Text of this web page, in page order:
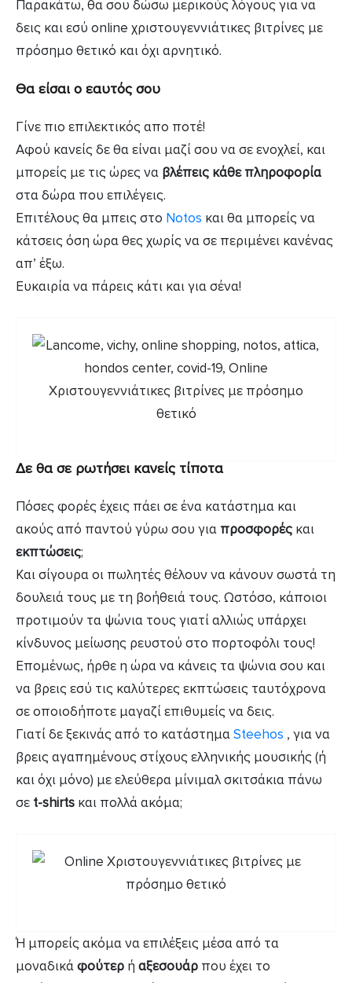
Παρακάτω, θα σου δώσω μερικούς λόγους για να
δεις και εσύ online χριστουγεννιάτικες βιτρίνες με
πρόσημο θετικό και όχι αρνητικό.
Θα είσαι ο εαυτός σου
Γίνε πιο επιλεκτικός απο ποτέ!
Αφού κανείς δε θα είναι μαζί σου να σε ενοχλεί, και
μπορείς με τις ώρες να βλέπεις κάθε πληροφορία
στα δώρα που επιλέγεις.
Επιτέλους θα μπεις στο Notos και θα μπορείς να
κάτσεις όση ώρα θες χωρίς να σε περιμένει κανένας
απ’ έξω.
Ευκαιρία να πάρεις κάτι και για σένα!
Δε θα σε ρωτήσει κανείς τίποτα
Πόσες φορές έχεις πάει σε ένα κατάστημα και
ακούς από παντού γύρω σου για προσφορές και
εκπτώσεις;
Και σίγουρα οι πωλητές θέλουν να κάνουν σωστά τη
δουλειά τους με τη βοήθειά τους. Ωστόσο, κάποιοι
προτιμούν τα ψώνια τους γιατί αλλιώς υπάρχει
κίνδυνος μείωσης ρευστού στο πορτοφόλι τους!
Επομένως, ήρθε η ώρα να κάνεις τα ψώνια σου και
να βρεις εσύ τις καλύτερες εκπτώσεις ταυτόχρονα
σε οποιοδήποτε μαγαζί επιθυμείς να δεις.
Γιατί δε ξεκινάς από το κατάστημαSteehos , για να
βρεις αγαπημένους στίχους ελληνικής μουσικής (ή
και όχι μόνο) με ελεύθερα μίνιμαλ σκιτσάκια πάνω
σε t-shirts και πολλά ακόμα;
Ή μπορείς ακόμα να επιλέξεις μέσα από τα
μοναδικάφούτερ ή αξεσουάρ που έχει το